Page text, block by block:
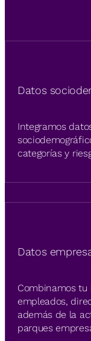
Datos
Integramos
categorías y
Datos
Combinamos tu
empleados,
además de la
parques